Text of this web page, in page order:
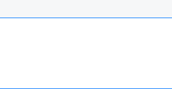
分之6
天价格成本为准！